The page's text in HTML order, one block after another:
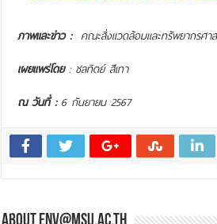
ภาพและข่าว : คณะสิ่งแวดล้อมและทรัพยากรศ
เผยแพร่โดย: ชลทิตย์ สีเทา
ณ วันที่ :6 กันยายน 2567